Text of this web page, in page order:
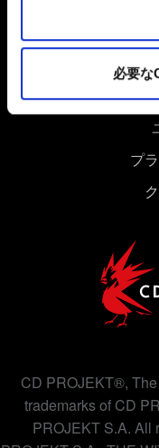
細は、下記の「設定
必要な
プ
CD PROJEKT®,
trademarks of CD
PROJEKT S.A. All